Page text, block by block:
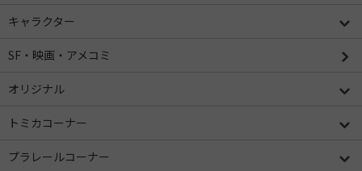
キャラクター
SF・映画・アメコミ
オリジナル
トミカコーナー
プラレールコーナー